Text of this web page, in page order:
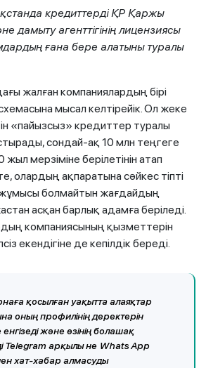
кредиттерді ҚР Қаржы
дамыту агенттігінің лицензиясы
ғана бере алатыны туралы
жалған компаниялардың бірі
мысал келтірейік. Ол жеке
«пайызсыз» кредиттер туралы
сондай-ақ 10 млн теңгеге
мерзіміне берілетінін атап
олардың ақпаратына сәйкес тіпті
болмайтын жағдайдың
асқан барлық адамға беріледі.
компаниясының қызметтерін
екендігіне де кепілдік береді.
қосылған уақытта алаяқтар
оның профилінің деректерін
және өзінің болашақ
Telegram арқылы не Whats App
хат-хабар алмасуды